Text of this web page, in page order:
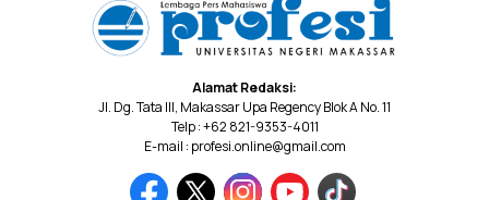
Alamat Redaksi:
Jl. Dg. Tata III, Makassar Upa Regency Blok A No. 11
Telp : +62 821-9353-4011
E-mail : profesi.online@gmail.com